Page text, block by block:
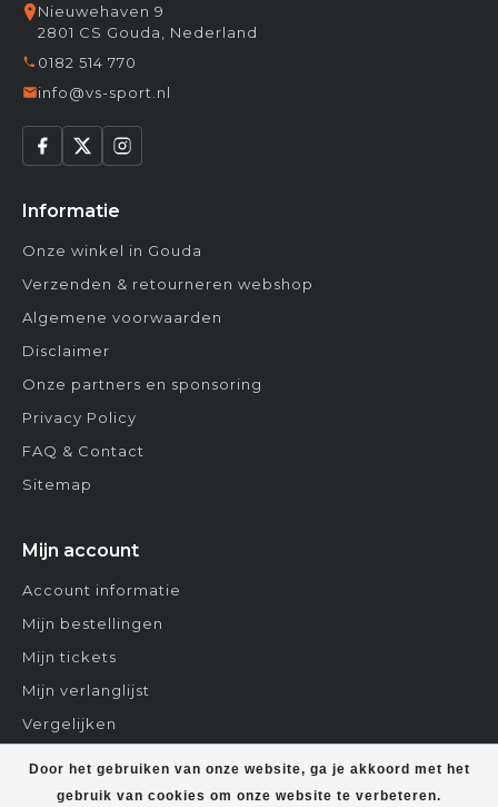
Door het gebruiken van onze website, ga je akkoord met het
gebruik van cookies om onze website te verbeteren.
Nieuwehaven 9
2801 CS Gouda, Nederland
0182 514 770
info@vs-sport.nl
Informatie
Onze winkel in Gouda
Verzenden & retourneren webshop
Algemene voorwaarden
Disclaimer
Onze partners en sponsoring
Privacy Policy
FAQ & Contact
Sitemap
Mijn account
Account informatie
Mijn bestellingen
Mijn tickets
Mijn verlanglijst
Vergelijken